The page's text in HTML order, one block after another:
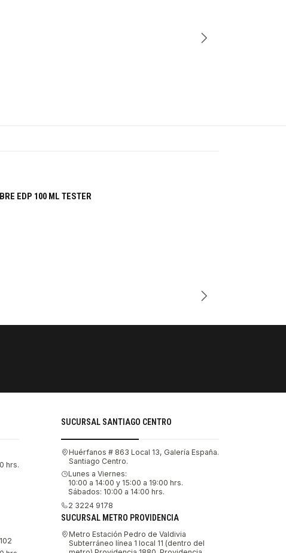
EDP 100 ML TESTER
hrs.
SUCURSAL SANTIAGO CENTRO
Huérfanos # 863 Local 13, Galería España.
Santiago Centro.
Lunes a Viernes:
10:00 a 14:00 y 15:00 a 19:00 hrs.
Sábados: 10:00 a 14:00 hrs.
2 3224 9178
SUCURSAL METRO PROVIDENCIA
Metro Estación Pedro de Valdivia
Subterráneo línea 1 local 11 (dentro del